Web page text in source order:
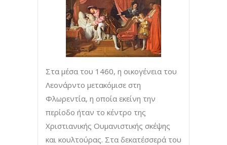
Στα μέσα του 1460, η οικογένεια του
Λεονάρντο μετακόμισε στη
Φλωρεντία, η οποία εκείνη την
περίοδο ήταν το κέντρο της
Χριστιανικής Ουμανιστικής σκέψης
και κουλτούρας. Στα δεκατέσσερά του